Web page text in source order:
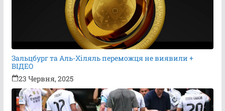
Зальцбург та Аль-Хіляль переможця не виявили +
ВІДЕО
23 Червня, 2025